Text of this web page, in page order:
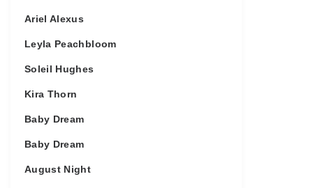
Ariel Alexus
Leyla Peachbloom
Soleil Hughes
Kira Thorn
Baby Dream
Baby Dream
August Night